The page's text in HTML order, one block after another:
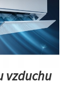
vzduchu